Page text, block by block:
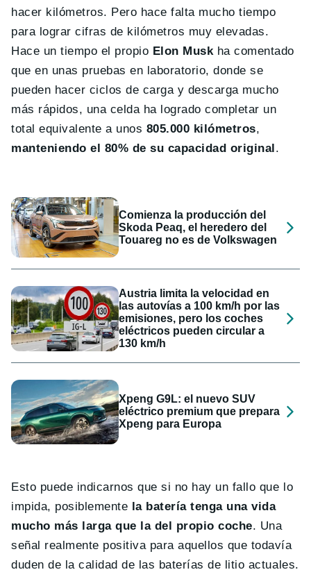
hacer kilómetros. Pero hace falta mucho tiempo
para lograr cifras de kilómetros muy elevadas.
Hace un tiempo el propio Elon Muskha comentado
que en unas pruebas en laboratorio, donde se
pueden hacer ciclos de carga y descarga mucho
más rápidos, una celda ha logrado completar un
total equivalente a unos 805.000 kilómetros,
manteniendo el 80% de su capacidad original.
Comienza la producción del
Skoda Peaq, el heredero del
Touareg no es de Volkswagen
Austria limita la velocidad en
las autovías a 100 km/h por las
emisiones, pero los coches
eléctricos pueden circular a
130 km/h
Xpeng G9L: el nuevo SUV
eléctrico premium que prepara
Xpeng para Europa
Esto puede indicarnos que si no hay un fallo que lo
impida, posiblemente la batería tenga una vida
mucho más larga que la del propio coche. Una
señal realmente positiva para aquellos que todavía
duden de la calidad de las baterías de litio actuales.